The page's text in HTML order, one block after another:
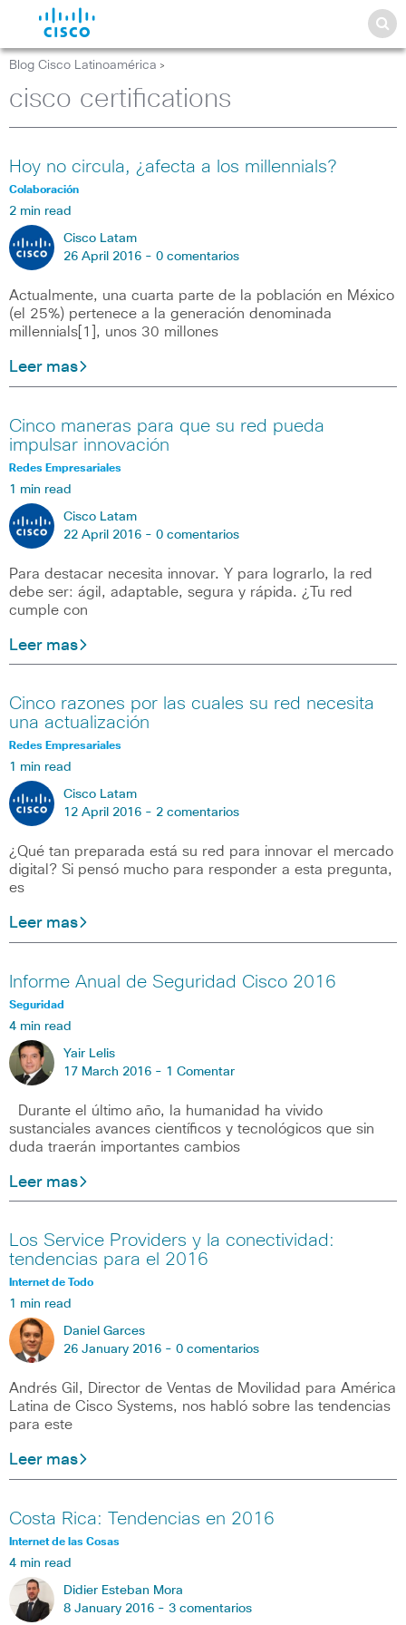
Blog Cisco Latinoamérica >
cisco certifications
Hoy no circula, ¿afecta a los millennials?
Colaboración
2 min read
Cisco Latam
26 April 2016 - 0 comentarios
Actualmente, una cuarta parte de la población en México
(el 25%) pertenece a la generación denominada
millennials[1], unos 30 millones
Leer mas
Cinco maneras para que su red pueda
impulsar innovación
Redes Empresariales
1 min read
Cisco Latam
22 April 2016 - 0 comentarios
Para destacar necesita innovar. Y para lograrlo, la red
debe ser: ágil, adaptable, segura y rápida. ¿Tu red
cumple con
Leer mas
Cinco razones por las cuales su red necesita
una actualización
Redes Empresariales
1 min read
Cisco Latam
12 April 2016 - 2 comentarios
¿Qué tan preparada está su red para innovar el mercado
digital? Si pensó mucho para responder a esta pregunta,
es
Leer mas
Informe Anual de Seguridad Cisco 2016
Seguridad
4 min read
Yair Lelis
17 March 2016 - 1 Comentar
Durante el último año, la humanidad ha vivido
sustanciales avances científicos y tecnológicos que sin
duda traerán importantes cambios
Leer mas
Los Service Providers y la conectividad:
tendencias para el 2016
Internet de Todo
1 min read
Daniel Garces
26 January 2016 - 0 comentarios
Andrés Gil, Director de Ventas de Movilidad para América
Latina de Cisco Systems, nos habló sobre las tendencias
para este
Leer mas
Costa Rica: Tendencias en 2016
Internet de las Cosas
4 min read
Didier Esteban Mora
8 January 2016 - 3 comentarios